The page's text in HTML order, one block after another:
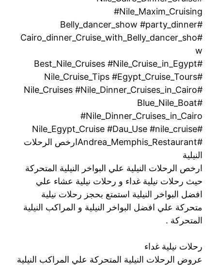
#Nile_Maxim_Cruising
#Belly_dancer_show #party_dinner
#Cairo_dinner_Cruise_with_Belly_dancer_sho
w
#Best_Nile_Cruises #Nile_Cruise_in_Egypt
#Nile_Cruise_Tips #Egypt_Cruise_Tours
#Nile_Cruises #Nile_Dinner_Cruises_in_Cairo
#Blue_Nile_Boat
#Nile_Dinner_Cruises_in_Cairo
#Nile_Egypt_Cruise #Dau_Use #nile_cruise
#Andrea_Memphis_Restaurantارخص الرحلات
النيلية
ارخص الرحلات النيلية علي البواخر النيلية المتحركة
حيث رحلات نيلية غداء و رحلات نيلية عشاء علي
افضل البواخر النيلية استمتع بحجز رحلات نيلية
متحركة علي افضل البواخر النيلية و المراكب النيلية
المتحركة .
رحلات نيلية غداء
عروض الرحلات النيلية المتحركة علي المراكب النيلية